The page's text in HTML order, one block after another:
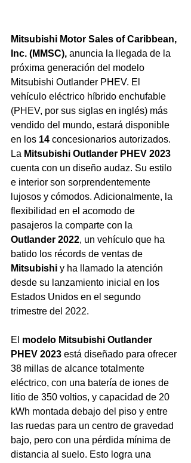
Mitsubishi Motor Sales of Caribbean,
Inc. (MMSC), anuncia la llegada de la
próxima generación del modelo
Mitsubishi Outlander PHEV. El
vehículo eléctrico híbrido enchufable
(PHEV, por sus siglas en inglés) más
vendido del mundo, estará disponible
en los 14 concesionarios autorizados.
La Mitsubishi Outlander PHEV 2023
cuenta con un diseño audaz. Su estilo
e interior son sorprendentemente
lujosos y cómodos. Adicionalmente, la
flexibilidad en el acomodo de
pasajeros la comparte con la
Outlander 2022, un vehículo que ha
batido los récords de ventas de
Mitsubishi y ha llamado la atención
desde su lanzamiento inicial en los
Estados Unidos en el segundo
trimestre del 2022.
El modelo Mitsubishi Outlander
PHEV 2023 está diseñado para ofrecer
38 millas de alcance totalmente
eléctrico, con una batería de iones de
litio de 350 voltios, y capacidad de 20
kWh montada debajo del piso y entre
las ruedas para un centro de gravedad
bajo, pero con una pérdida mínima de
distancia al suelo. Esto logra una